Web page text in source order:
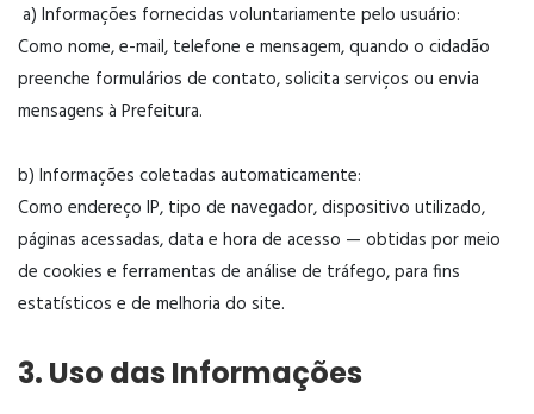
a) Informações fornecidas voluntariamente pelo usuário:
Como nome, e-mail, telefone e mensagem, quando o cidadão
preenche formulários de contato, solicita serviços ou envia
mensagens à Prefeitura.
b) Informações coletadas automaticamente:
Como endereço IP, tipo de navegador, dispositivo utilizado,
páginas acessadas, data e hora de acesso — obtidas por meio
de cookies e ferramentas de análise de tráfego, para fins
estatísticos e de melhoria do site.
3. Uso das Informações